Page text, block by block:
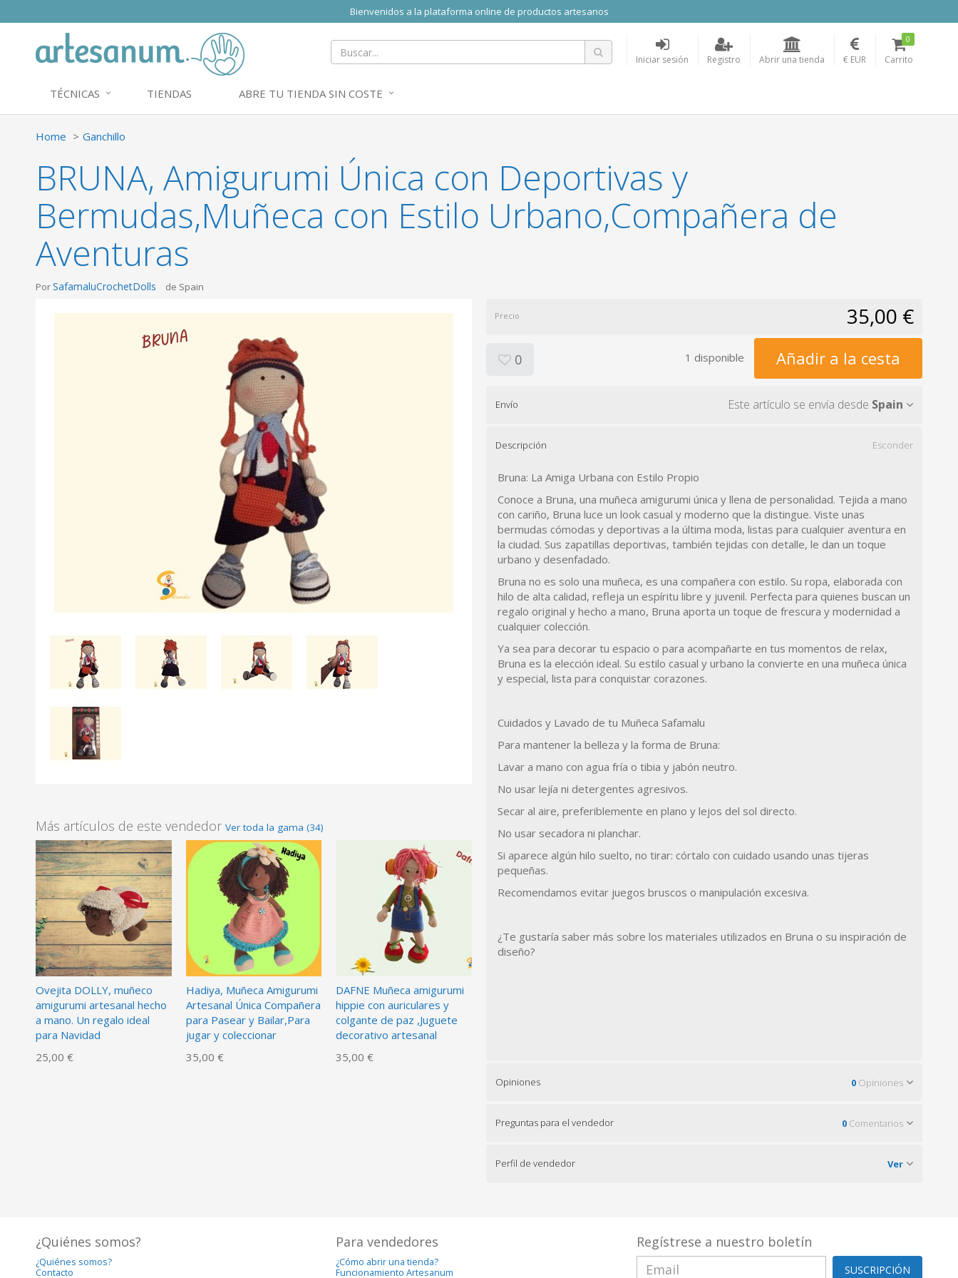
Bienvenidos a la plataforma online de productos artesanos
Iniciar sesión Registro Abrir una tienda € EUR Carrito
0
TÉCNICAS TIENDAS ABRE TU TIENDA SIN COSTE
Home Ganchillo
BRUNA, Amigurumi Única con Deportivas y
Bermudas,Muñeca con Estilo Urbano,Compañera de
Aventuras
PorSafamaluCrochetDolls de Spain
Más artículos de este vendedor Ver toda la gama (34)
Ovejita DOLLY, muñeco
amigurumi artesanal hecho
a mano. Un regalo ideal
para Navidad
25,00 €
Hadiya, Muñeca Amigurumi
Artesanal Única Compañera
para Pasear y Bailar,Para
jugar y coleccionar
35,00 €
DAFNE Muñeca amigurumi
hippie con auriculares y
colgante de paz ,Juguete
decorativo artesanal
35,00 €
Precio 35,00 €
0 1 disponible Añadir a la cesta
Envío Este artículo se envía desde Spain
Descripción Esconder
Bruna: La Amiga Urbana con Estilo Propio
Conoce a Bruna, una muñeca amigurumi única y llena de personalidad. Tejida a mano
con cariño, Bruna luce un look casual y moderno que la distingue. Viste unas
bermudas cómodas y deportivas a la última moda, listas para cualquier aventura en
la ciudad. Sus zapatillas deportivas, también tejidas con detalle, le dan un toque
urbano y desenfadado.
Bruna no es solo una muñeca, es una compañera con estilo. Su ropa, elaborada con
hilo de alta calidad, refleja un espíritu libre y juvenil. Perfecta para quienes buscan un
regalo original y hecho a mano, Bruna aporta un toque de frescura y modernidad a
cualquier colección.
Ya sea para decorar tu espacio o para acompañarte en tus momentos de relax,
Bruna es la elección ideal. Su estilo casual y urbano la convierte en una muñeca única
y especial, lista para conquistar corazones.
Cuidados y Lavado de tu Muñeca Safamalu
Para mantener la belleza y la forma de Bruna:
Lavar a mano con agua fría o tibia y jabón neutro.
No usar lejía ni detergentes agresivos.
Secar al aire, preferiblemente en plano y lejos del sol directo.
No usar secadora ni planchar.
Si aparece algún hilo suelto, no tirar: córtalo con cuidado usando unas tijeras
pequeñas.
Recomendamos evitar juegos bruscos o manipulación excesiva.
¿Te gustaría saber más sobre los materiales utilizados en Bruna o su inspiración de
diseño?
Opiniones 0 Opiniones
Preguntas para el vendedor 0 Comentarios
Perfil de vendedor Ver
¿Quiénes somos?
¿Quiénes somos?
Contacto
Para vendedores
¿Cómo abrir una tienda?
Funcionamiento Artesanum
Regístrese a nuestro boletín
SUSCRIPCIÓN